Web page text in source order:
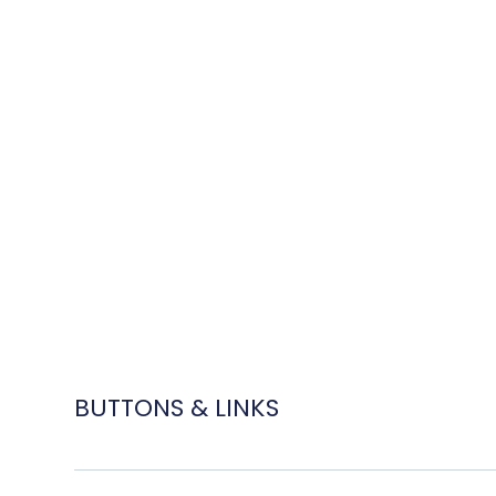
BUTTONS & LINKS